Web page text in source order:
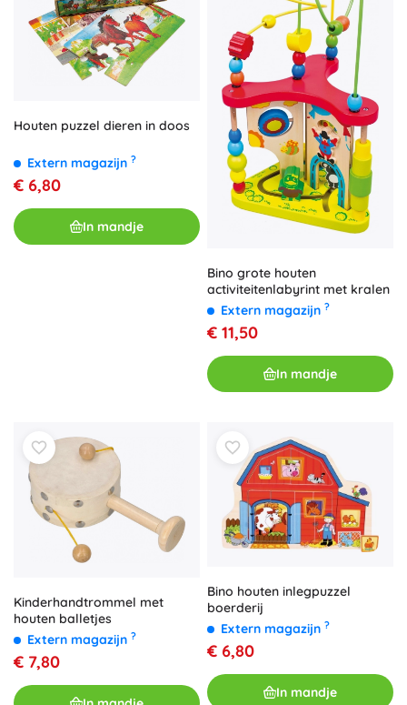
Houten puzzel dieren in doos
Extern magazijn ?
€ 6,80
In mandje
Bino grote houten
activiteitenlabyrint met kralen
Extern magazijn ?
€ 11,50
In mandje
Kinderhandtrommel met
houten balletjes
Extern magazijn ?
€ 7,80
Bino houten inlegpuzzel
boerderij
Extern magazijn ?
€ 6,80
In mandje